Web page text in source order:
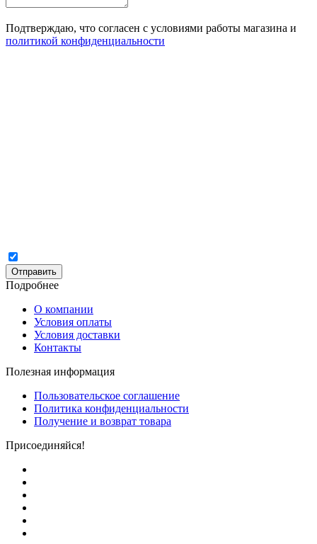
Подтверждаю, что согласен с условиями работы магазина и
политикой конфиденциальности
Отправить
Подробнее
О компании
Условия оплаты
Условия доставки
Контакты
Полезная информация
Пользовательское соглашение
Политика конфиденциальности
Получение и возврат товара
Присоединяйся!